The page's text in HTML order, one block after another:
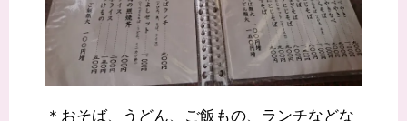
＊おそば、うどん、ご飯もの、ランチなどな